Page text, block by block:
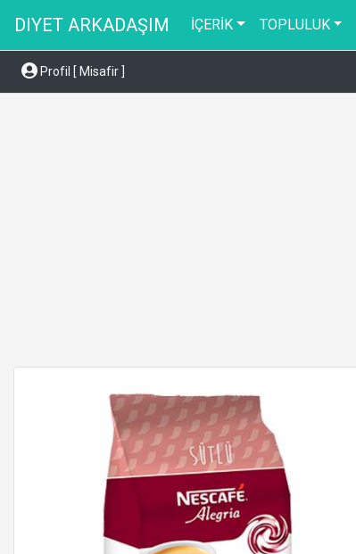
DIYET ARKADAŞIM İÇERİK TOPLULUK
Profil [ Misafir ]